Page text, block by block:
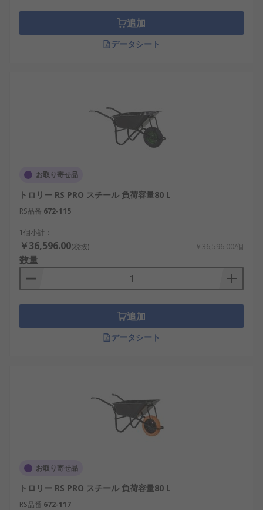
追加
データシート
お取り寄せ品
トロリー RS PRO スチール 負荷容量80 L
RS品番 672-115
1個小計：
￥36,596.00(税抜) ￥36,596.00/個
数量
追加
データシート
お取り寄せ品
トロリー RS PRO スチール 負荷容量80 L
RS品番 672-117